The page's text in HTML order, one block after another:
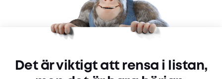
Det är viktigt att rensa i listan,